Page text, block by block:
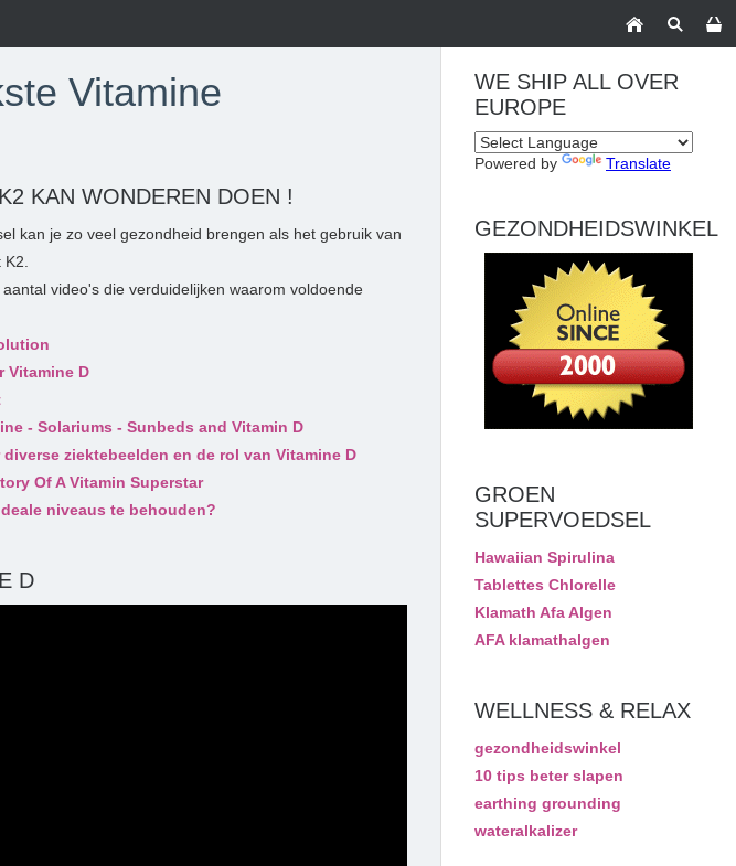
Vitamine
KAN WONDEREN DOEN !
kan je zo veel gezondheid brengen als het gebruik van
video's die verduidelijken waarom voldoende
Vitamine D
- Solariums - Sunbeds and Vitamin D
ziektebeelden en de rol van Vitamine D
Of A Vitamin Superstar
niveaus te behouden?
D
WE SHIP ALL OVER
EUROPE
Powered by Translate
GEZONDHEIDSWINKEL
GROEN
SUPERVOEDSEL
Hawaiian Spirulina
Tablettes Chlorelle
Klamath Afa Algen
AFA klamathalgen
WELLNESS & RELAX
gezondheidswinkel
10 tips beter slapen
earthing grounding
wateralkalizer